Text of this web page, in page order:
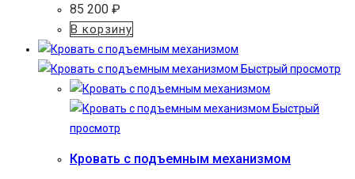
85 200 ₽
В корзину
Быстрый просмотр
Быстрый
просмотр
Кровать с подъемным механизмом